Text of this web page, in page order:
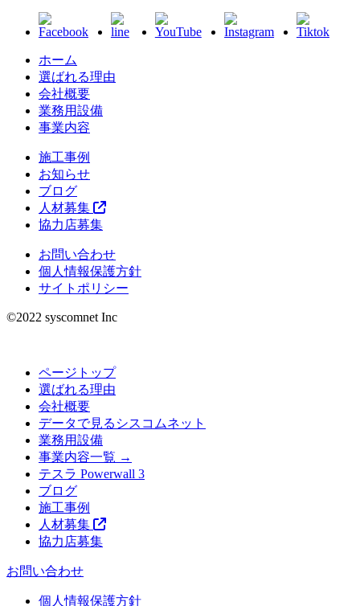
ホーム
選ばれる理由
会社概要
業務用設備
事業内容
施工事例
お知らせ
ブログ
人材募集
協力店募集
お問い合わせ
個人情報保護方針
サイトポリシー
©︎2022 syscomnet Inc
ページトップ
選ばれる理由
会社概要
データで見るシスコムネット
業務用設備
事業内容一覧 →
テスラ Powerwall 3
ブログ
施工事例
人材募集
協力店募集
お問い合わせ
個人情報保護方針